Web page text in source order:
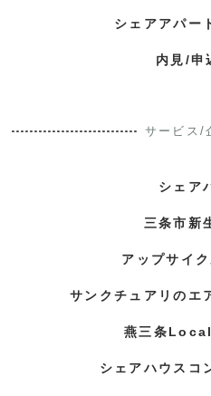
シェアアパー
内見/申
サービス/
シェア
三条市新
アップサイ
サンクチュアリのエ
燕三条
シェアハウスコ